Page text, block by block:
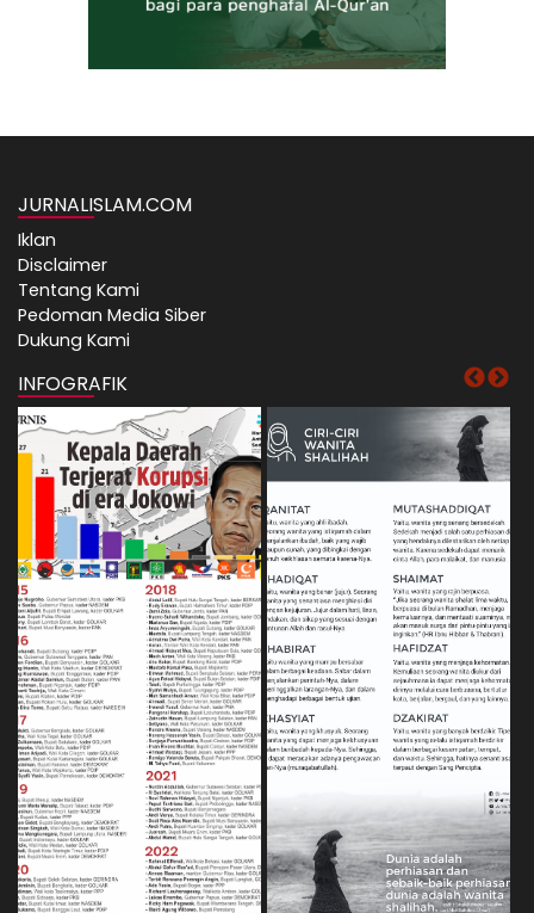
JURNALISLAM.COM
Iklan
Disclaimer
Tentang Kami
Pedoman Media Siber
Dukung Kami
INFOGRAFIK